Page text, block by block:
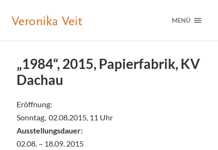
MENÜ
„1984“, 2015, Papierfabrik, KV
Dachau
Eröffnung:
Sonntag, 02.08.2015, 11 Uhr
Ausstellungsdauer:
02.08. – 18.09. 2015